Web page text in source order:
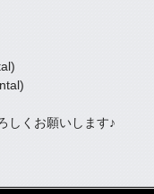
しくお願いします♪